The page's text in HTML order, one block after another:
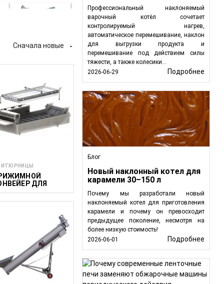
ингредиентов до
снижая риск
удовлетворяют
они идеально
материалов в
повышают
контролю
Сначала новые 
ДЛЯ
Профессиональный наклоняемый
варочный котёл сочетает
контролируемый нагрев,
автоматическое перемешивание, наклон
для выгрузки продукта и
перемешивание под действием силы
тяжести, а также колесики...
2026-06-29
Подробнее
Блог
Новый наклонный котел для
карамели 30–150 л
Почему мы разработали новый
наклоняемый котел для приготовления
карамели и почему он превосходит
предыдущее поколение, несмотря на
более низкую стоимость!
2026-06-01
Подробнее